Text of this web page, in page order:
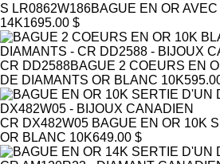
S LR0862W186BAGUE EN OR
14K1695.00 $
CR DD2588BAGUE 2 COEURS EN
DE DIAMANTS OR BLANC 10K
CR DX482W05 BAGUE EN OR 10K
OR BLANC 10K649.00 $